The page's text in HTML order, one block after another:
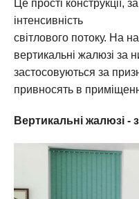
Це прості конструкції,
інтенсивність
світлового потоку. На
вертикальні жалюзі за
застосовуються за
привносять в
Вертикальні жалюзі -